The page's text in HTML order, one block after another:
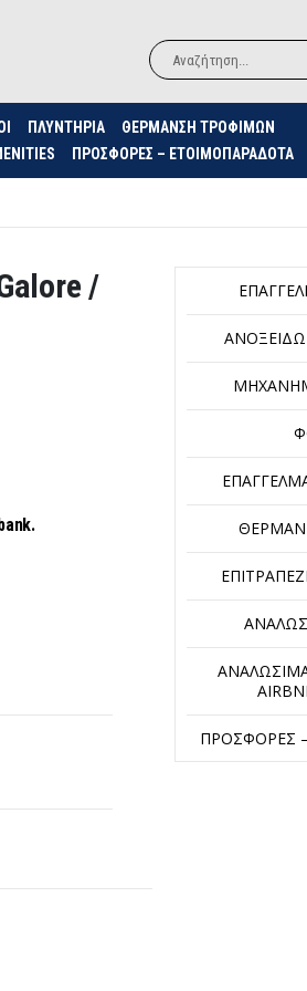
ΠΛΥΝΤΗΡΙΑ
ΘΈΡΜΑΝΣΗ ΤΡΟΦΊΜΩΝ
ΠΡΟΣΦΟΡΈΣ – ΕΤΟΙΜΟΠΑΡΆΔΟΤΑ
/
ΠΡΟΣΦΟΡΈΣ